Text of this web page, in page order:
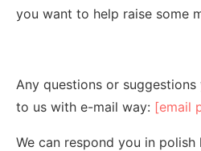
you want to help raise some
Any questions or
to us with e-mail way: [email
We can respond you in polish